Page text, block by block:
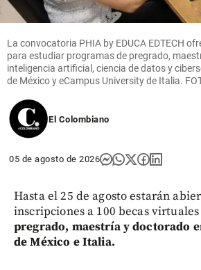
La convocatoria PHIA by EDUCA EDTECH
para estudiar programas de pregrado,
inteligencia artificial, ciencia de datos y
de México y eCampus University de Italia.
El Colombiano
05 de agosto de 2026
Hasta el 25 de agosto estarán
inscripciones a 100 becas
pregrado, maestría y doctorado
de México e Italia.